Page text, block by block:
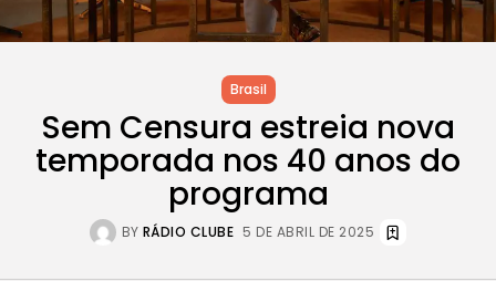
Brasil
Sem Censura estreia nova
temporada nos 40 anos do
programa
BY RÁDIO CLUBE 5 DE ABRIL DE 2025